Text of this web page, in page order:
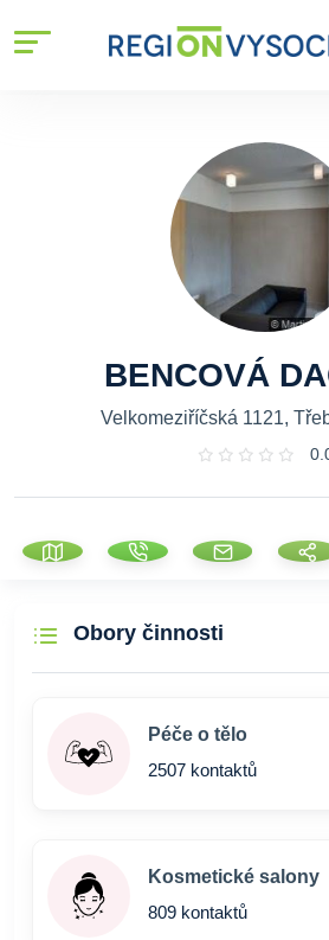
BENCOVÁ
Velkomeziříčská 1121,
Obory činnosti
Péče o tělo
2507 kontaktů
Kosmetické salony
809 kontaktů